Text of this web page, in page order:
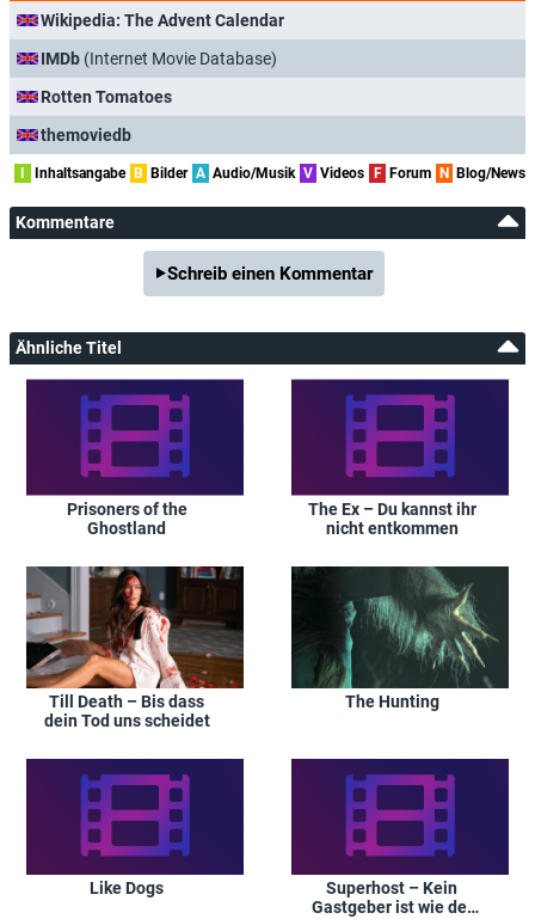
Wikipedia: The Advent Calendar
IMDb (Internet Movie Database)
Rotten Tomatoes
themoviedb
Inhaltsangabe B Bilder A Audio/Musik V Videos F Forum N Blog/News
Kommentare
Schreib einen Kommentar
Ähnliche Titel
Prisoners of the
Ghostland
The Ex – Du kannst ihr
nicht entkommen
Till Death – Bis dass
dein Tod uns scheidet
The Hunting
Like Dogs
Superhost – Kein
Gastgeber ist wie der